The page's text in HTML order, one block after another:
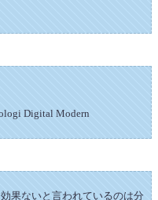
Digital Modern
果ないと言われているのは分